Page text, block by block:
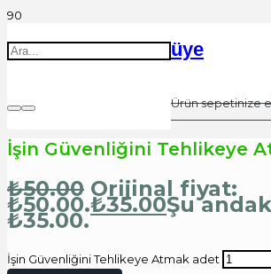
üye
Ürünsepetinize
İşin Güvenliğini Tehlikeye
₺50.00 Orijinal fiyat:
₺50.00.₺35.00Şu
₺35.00.
İşin Güvenliğini Tehlikeye Atmak adet